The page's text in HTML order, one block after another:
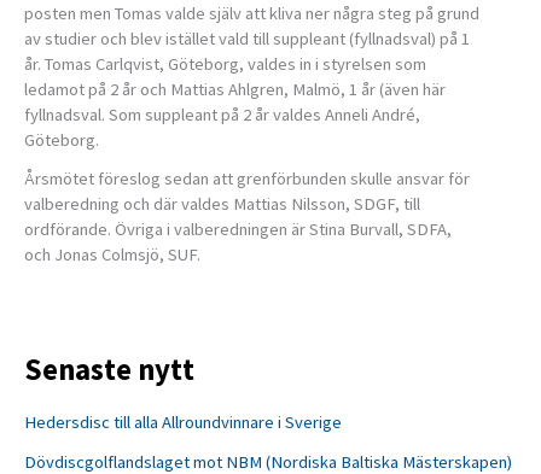
posten men Tomas valde själv att kliva ner några steg på grund
av studier och blev istället vald till suppleant (fyllnadsval) på 1
år. Tomas Carlqvist, Göteborg, valdes in i styrelsen som
ledamot på 2 år och Mattias Ahlgren, Malmö, 1 år (även här
fyllnadsval. Som suppleant på 2 år valdes Anneli André,
Göteborg.
Årsmötet föreslog sedan att grenförbunden skulle ansvar för
valberedning och där valdes Mattias Nilsson, SDGF, till
ordförande. Övriga i valberedningen är Stina Burvall, SDFA,
och Jonas Colmsjö, SUF.
Senaste nytt
Hedersdisc till alla Allroundvinnare i Sverige
Dövdiscgolflandslaget mot NBM (Nordiska Baltiska Mästerskapen)